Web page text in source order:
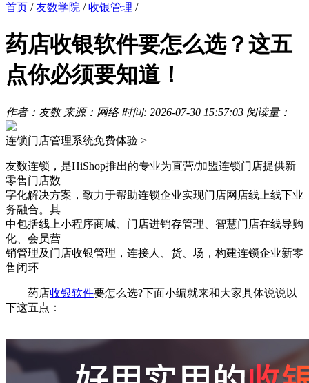
首页 /友数学院 /收银管理 /
药店收银软件要怎么选？这五
点你必须要知道！
作者：友数 来源：网络 时间: 2026-07-30 15:57:03 阅读量：
连锁门店管理系统免费体验 >
友数连锁，是HiShop推出的专业为直营/加盟连锁门店提供新
零售门店数
字化解决方案，致力于帮助连锁企业实现门店网店线上线下业
务融合。其
中包括线上小程序商城、门店进销存管理、智慧门店在线导购
化、会员营
销管理及门店收银管理，连接人、货、场，构建连锁企业新零
售闭环
药店收银软件要怎么选?下面小编就来和大家具体说说以
下这五点：